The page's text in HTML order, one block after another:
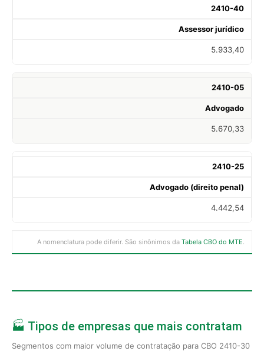
2410-40
Assessor jurídico
5.933,40
2410-05
Advogado
5.670,33
2410-25
Advogado (direito penal)
4.442,54
A nomenclatura pode diferir. São sinônimos da Tabela CBO do MTE.
🏭 Tipos de empresas que mais contratam
Segmentos com maior volume de contratação para CBO 2410-30